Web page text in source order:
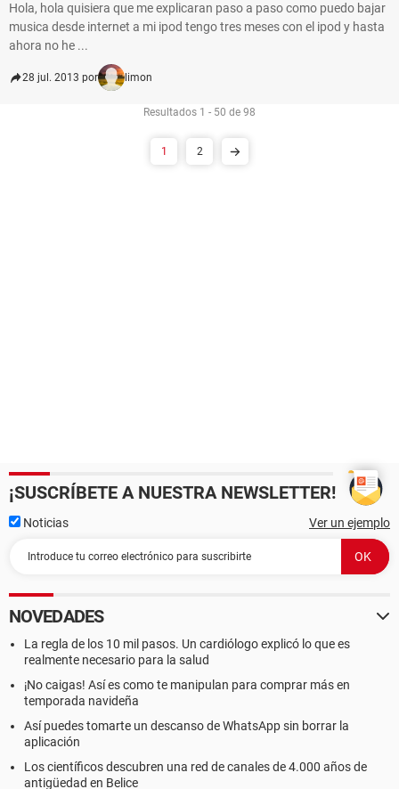
Hola, hola quisiera que me explicaran paso a paso como puedo bajar
musica desde internet a mi ipod tengo tres meses con el ipod y hasta
ahora no he ...
28 jul. 2013 por limon
Resultados 1 - 50 de 98
1 2
¡SUSCRÍBETE A NUESTRA NEWSLETTER!
Noticias Ver un ejemplo
NOVEDADES
La regla de los 10 mil pasos. Un cardiólogo explicó lo que es
realmente necesario para la salud
¡No caigas! Así es como te manipulan para comprar más en
temporada navideña
Así puedes tomarte un descanso de WhatsApp sin borrar la
aplicación
Los científicos descubren una red de canales de 4.000 años de
antigüedad en Belice